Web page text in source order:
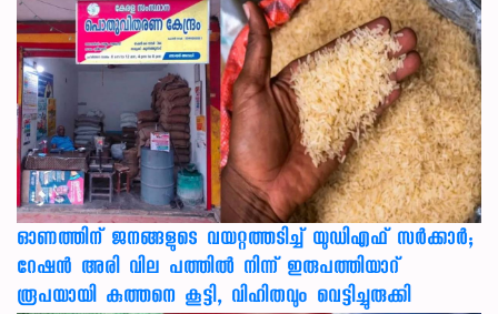
ഓണത്തിന് ജനങ്ങളുടെ വയറ്റത്തടിച്ച് യുഡിഎഫ് സർക്കാർ;
റേഷൻ അരി വില പത്തിൽ നിന്ന് ഇരുപത്തിയാറ്
രൂപയായി കുത്തനെ കൂട്ടി, വിഹിതവും വെട്ടിച്ചുരുക്കി